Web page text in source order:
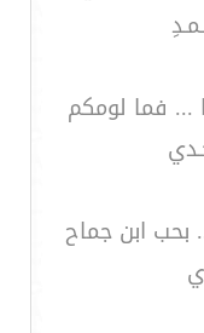
... فما لومكم
بحب ابن جماح